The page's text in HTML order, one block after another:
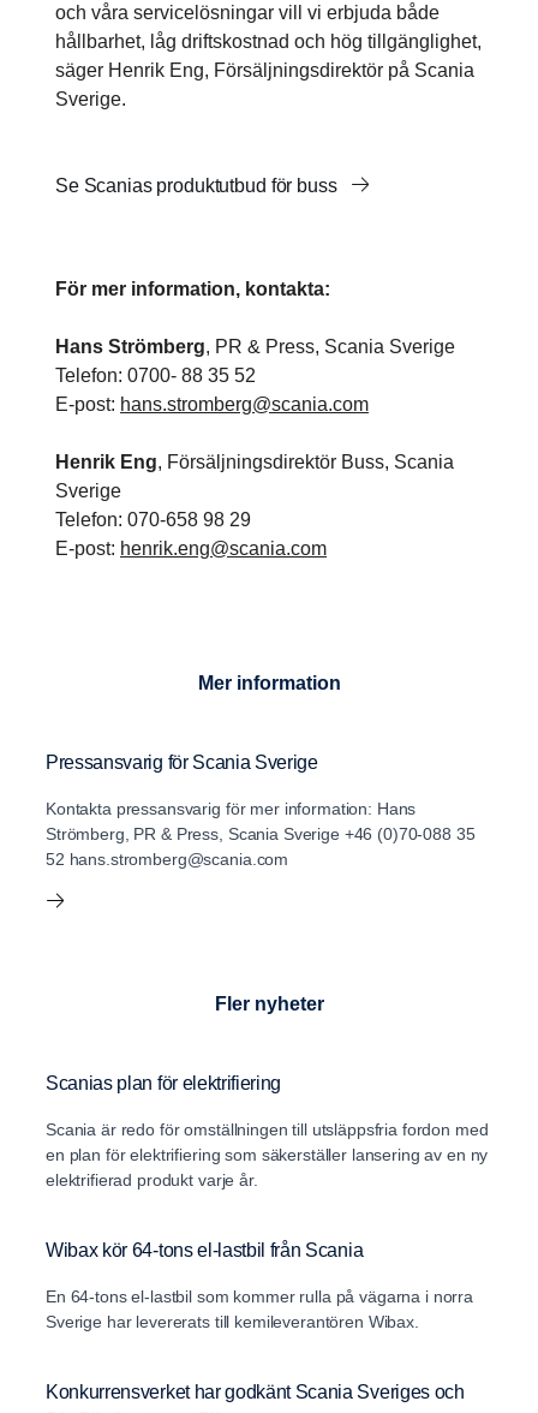
och våra servicelösningar vill vi erbjuda både
hållbarhet, låg driftskostnad och hög tillgänglighet,
säger Henrik Eng, Försäljningsdirektör på Scania
Sverige.
Se Scanias produktutbud för buss
För mer information, kontakta:
Hans Strömberg, PR & Press, Scania Sverige
Telefon: 0700- 88 35 52
E-post: hans.stromberg@scania.com
Henrik Eng, Försäljningsdirektör Buss, Scania
Sverige
Telefon: 070-658 98 29
E-post: henrik.eng@scania.com
Mer information
Pressansvarig för Scania Sverige
Kontakta pressansvarig för mer information: Hans
Strömberg, PR & Press, Scania Sverige +46 (0)70-088 35
52 hans.stromberg@scania.com
Fler nyheter
Scanias plan för elektrifiering
Scania är redo för omställningen till utsläppsfria fordon med
en plan för elektrifiering som säkerställer lansering av en ny
elektrifierad produkt varje år.
Wibax kör 64-tons el-lastbil från Scania
En 64-tons el-lastbil som kommer rulla på vägarna i norra
Sverige har levererats till kemileverantören Wibax.
Konkurrensverket har godkänt Scania Sveriges och